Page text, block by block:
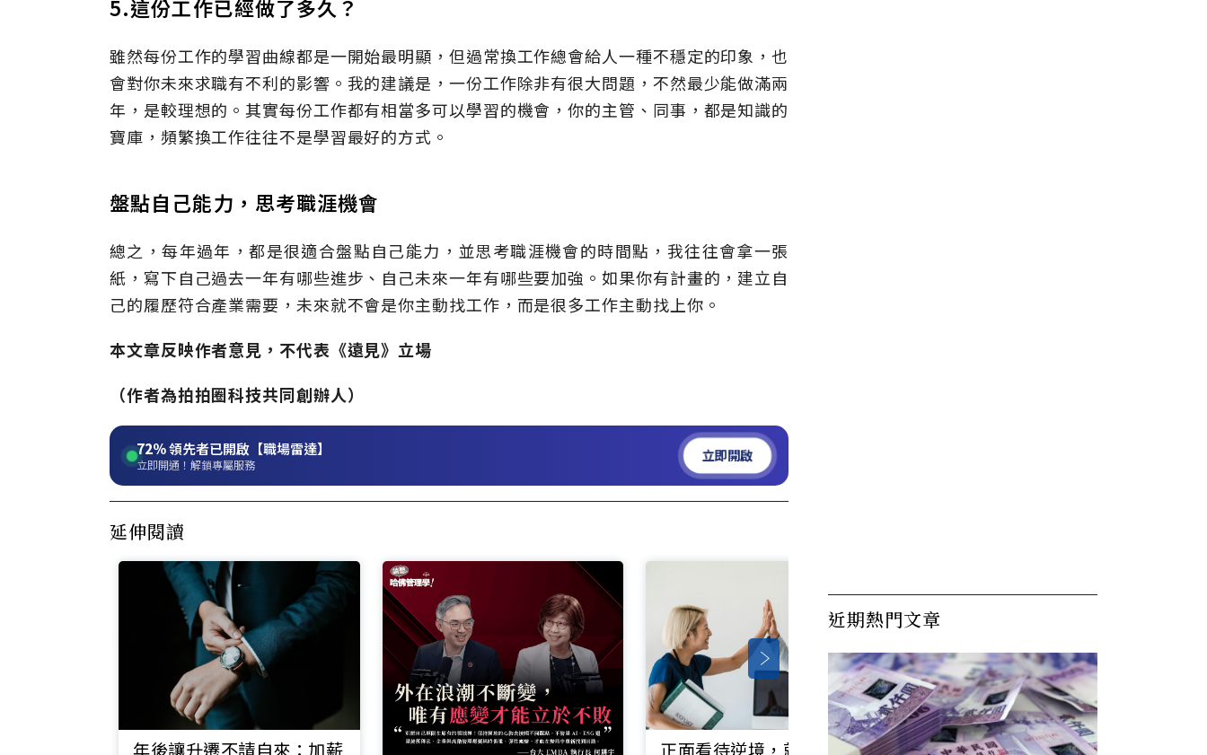
5.這份工作已經做了多久？
雖然每份工作的學習曲線都是一開始最明顯，但過常換工作總會給人一種不穩定的印象，也
會對你未來求職有不利的影響。我的建議是，一份工作除非有很大問題，不然最少能做滿兩
年，是較理想的。其實每份工作都有相當多可以學習的機會，你的主管、同事，都是知識的
寶庫，頻繁換工作往往不是學習最好的方式。
盤點自己能力，思考職涯機會
總之，每年過年，都是很適合盤點自己能力，並思考職涯機會的時間點，我往往會拿一張
紙，寫下自己過去一年有哪些進步、自己未來一年有哪些要加強。如果你有計畫的，建立自
己的履歷符合產業需要，未來就不會是你主動找工作，而是很多工作主動找上你。
本文章反映作者意見，不代表《遠見》立場
（作者為拍拍圈科技共同創辦人）
72%領先者已開啟【職場雷達】
立即開通！解鎖專屬服務
立即開啟
延伸閱讀
年後讓升遷不請自來：加薪 正面看待逆境，就能在職場 致職場新鮮人：高起薪沒那
近期熱門文章